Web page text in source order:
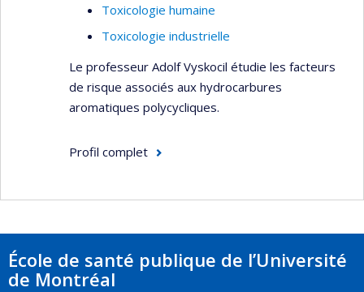
Toxicologie humaine
Toxicologie industrielle
Le professeur Adolf Vyskocil étudie les facteurs
de risque associés aux hydrocarbures
aromatiques polycycliques.
Profil complet
École de santé publique de l’Université
de Montréal